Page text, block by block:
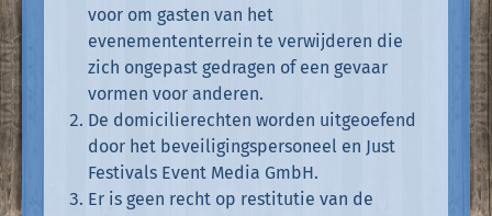
voor om gasten van het
evenemententerrein te verwijderen die
zich ongepast gedragen of een gevaar
vormen voor anderen.
De domicilierechten worden uitgeoefend
door het beveiligingspersoneel en Just
Festivals Event Media GmbH.
Er is geen recht op restitutie van de